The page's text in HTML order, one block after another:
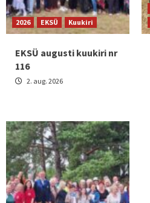
2026 EKSÜ Kuukiri
EKSÜ augusti kuukiri nr
116
2. aug. 2026